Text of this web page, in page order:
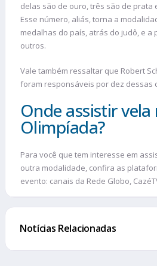
delas são de ouro, três são de prata
Esse número, aliás, torna a
medalhas do país, atrás do judô, e a
outros.
Vale também ressaltar que Robert
foram responsáveis por dez dessas
Onde assistir vela
Olimpíada?
Para você que tem interesse em
outra modalidade, confira as
evento: canais da Rede Globo,
Notícias Relacionadas